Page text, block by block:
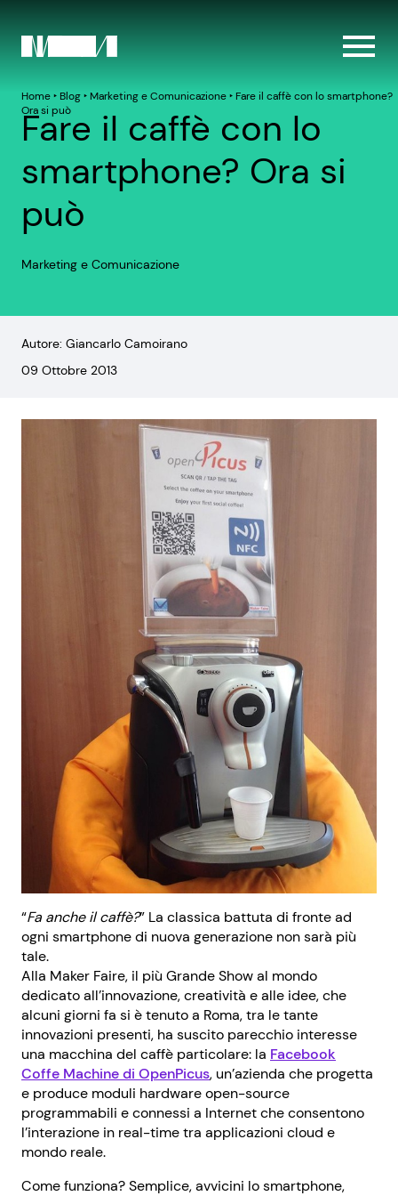
Home‣ Blog‣ Marketing e Comunicazione‣ Fare il caffè con lo smartphone?
Ora si può
Fare il caffè con lo
smartphone? Ora si
può
Marketing e Comunicazione
Autore: Giancarlo Camoirano
09 Ottobre 2013
“Fa anche il caffè?” La classica battuta di fronte ad
ogni smartphone di nuova generazione non sarà più
tale.
Alla Maker Faire, il più Grande Show al mondo
dedicato all’innovazione, creatività e alle idee, che
alcuni giorni fa si è tenuto a Roma, tra le tante
innovazioni presenti, ha suscito parecchio interesse
una macchina del caffè particolare: la Facebook
Coffe Machine di OpenPicus, un’azienda che progetta
e produce moduli hardware open-source
programmabili e connessi a Internet che consentono
l’interazione in real-time tra applicazioni cloud e
mondo reale.
Come funziona? Semplice, avvicini lo smartphone,